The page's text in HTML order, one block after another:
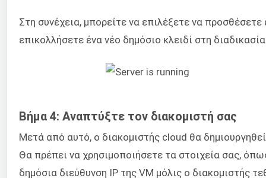
Στη συνέχεια, μπορείτε να επιλέξετε να
επικολλήσετε ένα νέο δημόσιο κλειδί στη
Βήμα 4: Αναπτύξτε τον διακομιστή σας
Μετά από αυτό, ο διακομιστής cloud θα
Θα πρέπει να χρησιμοποιήσετε τα στοιχεία σας,
δημόσια διεύθυνση IP της VM μόλις ο διακομιστής